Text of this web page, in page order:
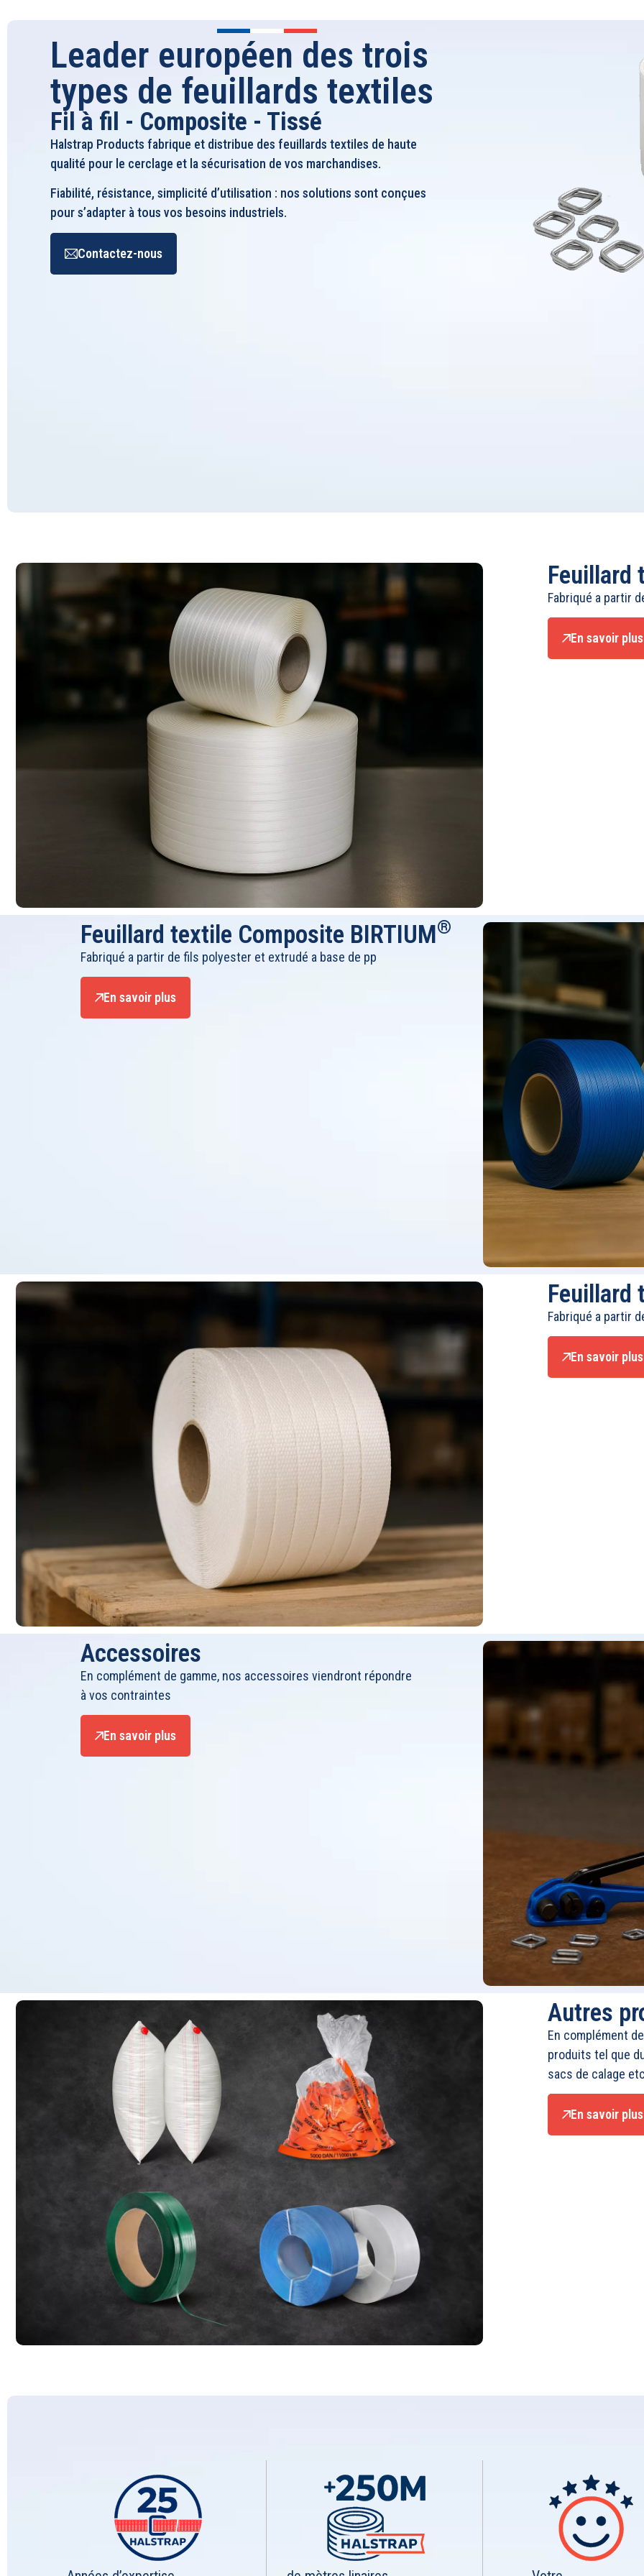
Leader européen des trois
types de feuillards textiles
Fil à fil - Composite - Tissé
Halstrap Products fabrique et distribue des feuillards textiles de haute
qualité pour le cerclage et la sécurisation de vos marchandises.
Fiabilité, résistance, simplicité d’utilisation : nos solutions sont conçues
pour s’adapter à tous vos besoins industriels.
Contactez-nous
Feuillard
Fabriqué a partir
En savoir plus
Feuillard textile Composite BIRTIUM®
Fabriqué a partir de fils polyester et extrudé a base de pp
En savoir plus
Feuillard
Fabriqué a partir
En savoir plus
Accessoires
En complément de gamme, nos accessoires viendront répondre
à vos contraintes
En savoir plus
Autres
En complément
produits tel que
sacs de calage
En savoir plus